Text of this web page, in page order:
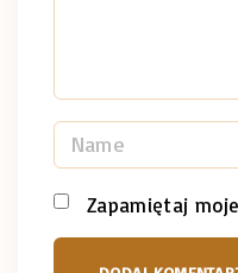
a
m
e
Zapamiętaj